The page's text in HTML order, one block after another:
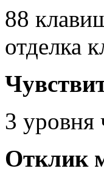
88
отделка
3 уровня
Отклик